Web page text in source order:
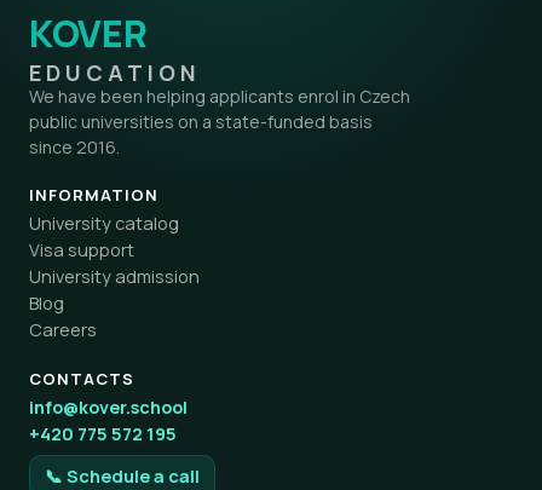
KOVER
EDUCATION
We have been helping applicants enrol in Czech
public universities on a state-funded basis
since 2016.
INFORMATION
University catalog
Visa support
University admission
Blog
Careers
CONTACTS
info@kover.school
+420 775 572 195
📞 Schedule a call